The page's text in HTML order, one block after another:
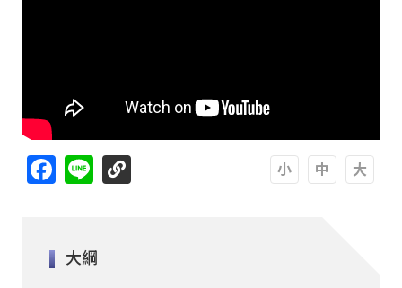
Facebook
Line
大綱